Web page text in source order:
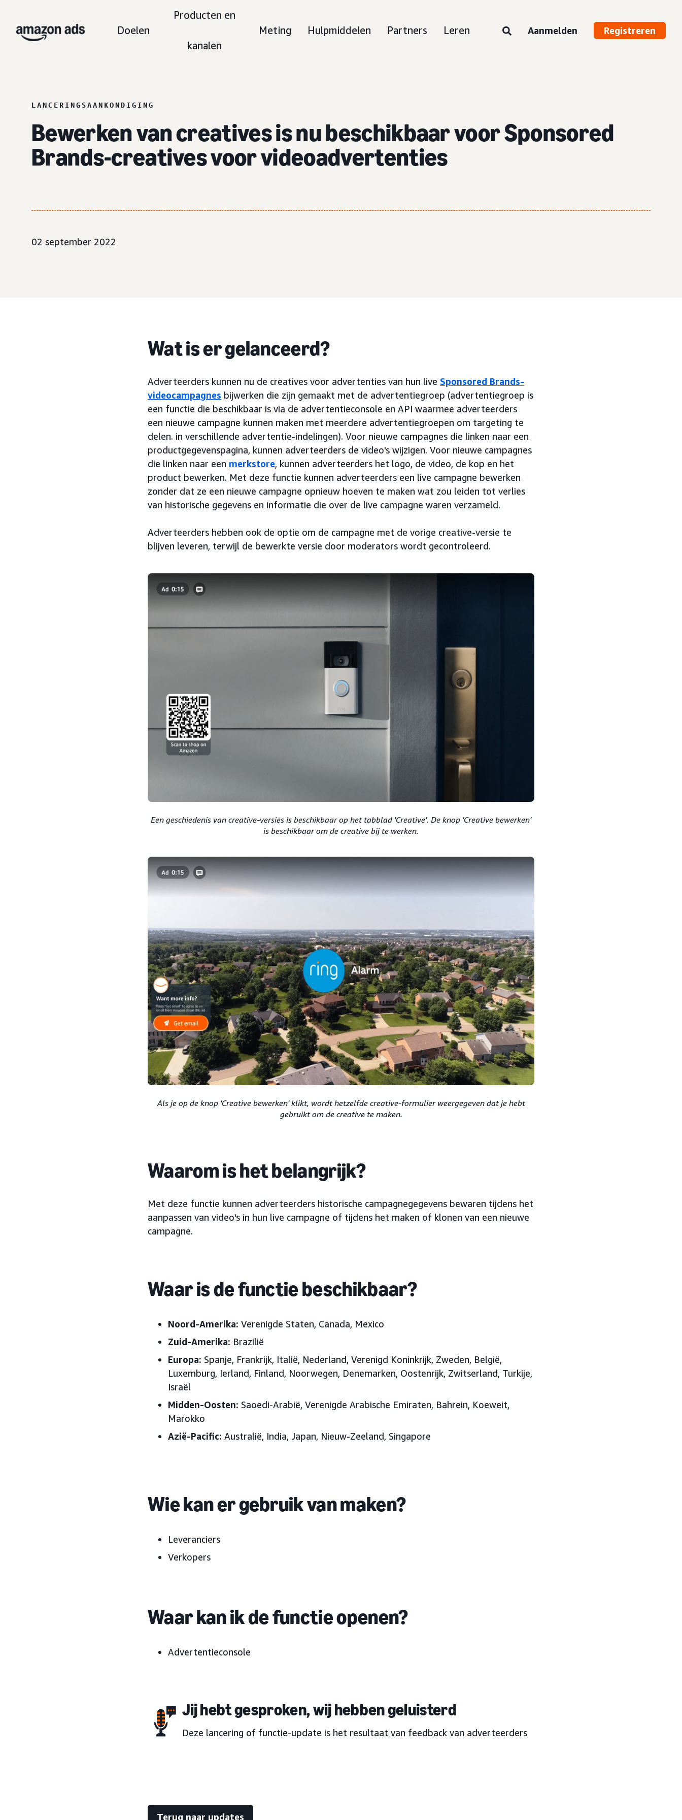
Doelen
Producten en
kanalen
Meting Hulpmiddelen Partners Leren Aanmelden Registreren
LANCERINGSAANKONDIGING
Bewerken van creatives is nu beschikbaar voor Sponsored
Brands-creatives voor videoadvertenties
02 september 2022
Wat is er gelanceerd?
Adverteerders kunnen nu de creatives voor advertenties van hun live Sponsored Brands-
videocampagnes bijwerken die zijn gemaakt met de advertentiegroep (advertentiegroep is
een functie die beschikbaar is via de advertentieconsole en API waarmee adverteerders
een nieuwe campagne kunnen maken met meerdere advertentiegroepen om targeting te
delen. in verschillende advertentie-indelingen). Voor nieuwe campagnes die linken naar een
productgegevenspagina, kunnen adverteerders de video's wijzigen. Voor nieuwe campagnes
die linken naar een merkstore, kunnen adverteerders het logo, de video, de kop en het
product bewerken. Met deze functie kunnen adverteerders een live campagne bewerken
zonder dat ze een nieuwe campagne opnieuw hoeven te maken wat zou leiden tot verlies
van historische gegevens en informatie die over de live campagne waren verzameld.
Adverteerders hebben ook de optie om de campagne met de vorige creative-versie te
blijven leveren, terwijl de bewerkte versie door moderators wordt gecontroleerd.
Een geschiedenis van creative-versies is beschikbaar op het tabblad 'Creative'. De knop 'Creative bewerken'
is beschikbaar om de creative bij te werken.
Als je op de knop 'Creative bewerken' klikt, wordt hetzelfde creative-formulier weergegeven dat je hebt
gebruikt om de creative te maken.
Waarom is het belangrijk?
Met deze functie kunnen adverteerders historische campagnegegevens bewaren tijdens het
aanpassen van video's in hun live campagne of tijdens het maken of klonen van een nieuwe
campagne.
Waar is de functie beschikbaar?
Noord-Amerika: Verenigde Staten, Canada, Mexico
Zuid-Amerika: Brazilië
Europa: Spanje, Frankrijk, Italië, Nederland, Verenigd Koninkrijk, Zweden, België,
Luxemburg, Ierland, Finland, Noorwegen, Denemarken, Oostenrijk, Zwitserland, Turkije,
Israël
Midden-Oosten: Saoedi-Arabië, Verenigde Arabische Emiraten, Bahrein, Koeweit,
Marokko
Azië-Pacific: Australië, India, Japan, Nieuw-Zeeland, Singapore
Wie kan er gebruik van maken?
Leveranciers
Verkopers
Waar kan ik de functie openen?
Advertentieconsole
Jij hebt gesproken, wij hebben geluisterd
Deze lancering of functie-update is het resultaat van feedback van adverteerders
Terug naar updates